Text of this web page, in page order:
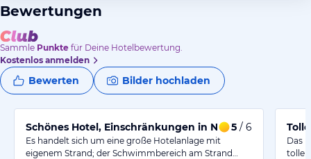
Bewertungen
Sammle Punkte für Deine Hotelbewertung.
Kostenlos anmelden
Bewerten Bilder hochladen
Schönes Hotel, Einschränkungen in Nebensaison
5 / 6
Es handelt sich um eine große Hotelanlage mit
eigenem Strand; der Schwimmbereich am Strand…
Das
tolle